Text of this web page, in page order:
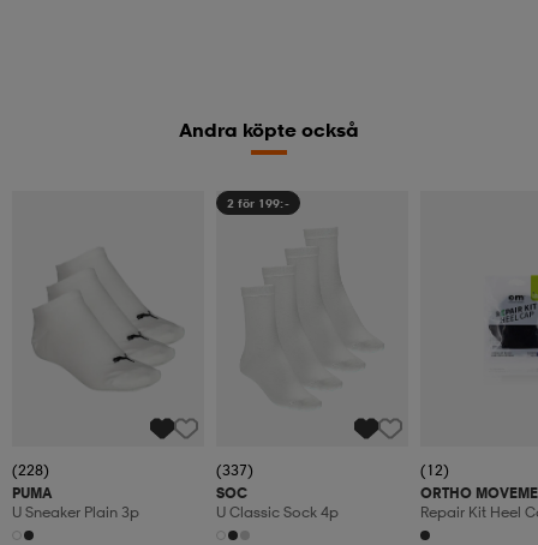
Andra köpte också
(228)
PUMA
U Sneaker Plain 3p
2 för 199:-
(337)
SOC
U Classic Sock 4p
(12)
ORTHO
Repair Kit Heel